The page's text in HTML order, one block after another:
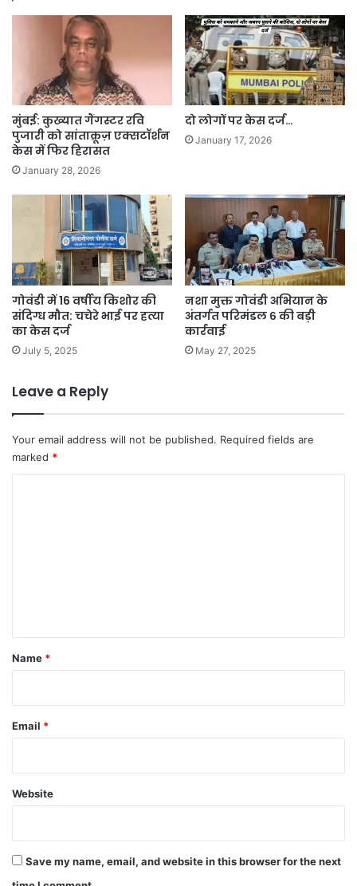
मुंबई: कुख्यात गैंगस्टर रवि
पुजारी को सांताक्रूज़ एक्सटॉर्शन
केस में फिर हिरासत
January 28, 2026
दो लोगों पर केस दर्ज…
January 17, 2026
गोवंडी में 16 वर्षीय किशोर की
संदिग्ध मौत: चचेरे भाई पर हत्या
का केस दर्ज
July 5, 2025
नशा मुक्त गोवंडी अभियान के
अंतर्गत परिमंडल ६ की बड़ी
कार्रवाई
May 27, 2025
Leave a Reply
Your email address will not be published. Required fields are
marked *
*
Name *
Email *
Website
Save my name, email, and website in this browser for the next